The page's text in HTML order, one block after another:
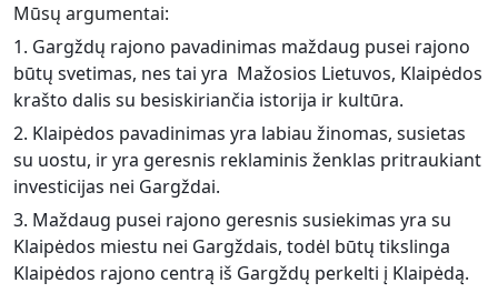
Mūsų argumentai:
1. Gargždų rajono pavadinimas maždaug pusei rajono
būtų svetimas, nes tai yra Mažosios Lietuvos, Klaipėdos
krašto dalis su besiskiriančia istorija ir kultūra.
2. Klaipėdos pavadinimas yra labiau žinomas, susietas
su uostu, ir yra geresnis reklaminis ženklas pritraukiant
investicijas nei Gargždai.
3. Maždaug pusei rajono geresnis susiekimas yra su
Klaipėdos miestu nei Gargždais, todėl būtų tikslinga
Klaipėdos rajono centrą iš Gargždų perkelti į Klaipėdą.